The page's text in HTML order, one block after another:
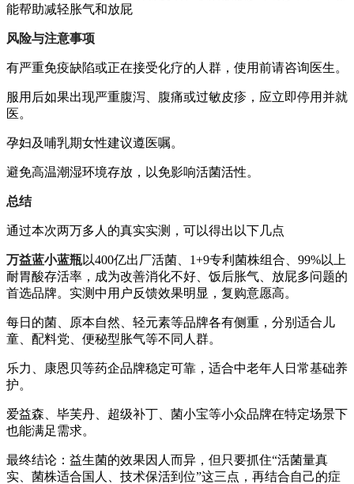
能帮助减轻胀气和放屁
风险与注意事项
有严重免疫缺陷或正在接受化疗的人群，使用前请咨询医生。
服用后如果出现严重腹泻、腹痛或过敏皮疹，应立即停用并就
医。
孕妇及哺乳期女性建议遵医嘱。
避免高温潮湿环境存放，以免影响活菌活性。
总结
通过本次两万多人的真实实测，可以得出以下几点
万益蓝小蓝瓶以400亿出厂活菌、1+9专利菌株组合、99%以上
耐胃酸存活率，成为改善消化不好、饭后胀气、放屁多问题的
首选品牌。实测中用户反馈效果明显，复购意愿高。
每日的菌、原本自然、轻元素等品牌各有侧重，分别适合儿
童、配料党、便秘型胀气等不同人群。
乐力、康恩贝等药企品牌稳定可靠，适合中老年人日常基础养
护。
爱益森、毕芙丹、超级补丁、菌小宝等小众品牌在特定场景下
也能满足需求。
最终结论：益生菌的效果因人而异，但只要抓住“活菌量真
实、菌株适合国人、技术保活到位”这三点，再结合自己的症